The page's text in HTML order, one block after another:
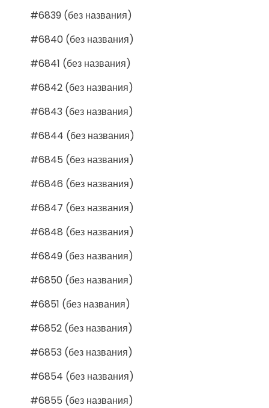
#6839 (без названия)
#6840 (без названия)
#6841 (без названия)
#6842 (без названия)
#6843 (без названия)
#6844 (без названия)
#6845 (без названия)
#6846 (без названия)
#6847 (без названия)
#6848 (без названия)
#6849 (без названия)
#6850 (без названия)
#6851 (без названия)
#6852 (без названия)
#6853 (без названия)
#6854 (без названия)
#6855 (без названия)